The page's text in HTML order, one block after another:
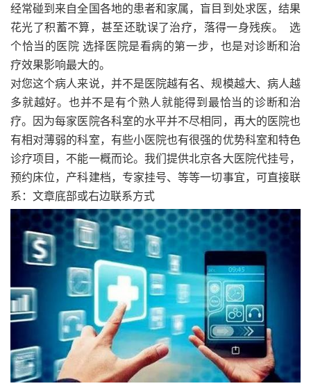
经常碰到来自全国各地的患者和家属，盲目到处求医，结果
花光了积蓄不算，甚至还耽误了治疗，落得一身残疾。 选
个恰当的医院 选择医院是看病的第一步，也是对诊断和治
疗效果影响最大的。
对您这个病人来说，并不是医院越有名、规模越大、病人越
多就越好。也并不是有个熟人就能得到最恰当的诊断和治
疗。因为每家医院各科室的水平并不尽相同，再大的医院也
有相对薄弱的科室，有些小医院也有很强的优势科室和特色
诊疗项目，不能一概而论。我们提供北京各大医院代挂号，
预约床位，产科建档，专家挂号、等等一切事宜，可直接联
系：文章底部或右边联系方式